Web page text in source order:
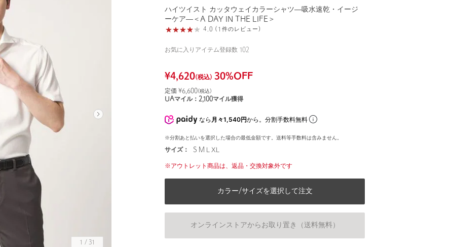
1 / 31
ハイツイスト カッタウェイカラーシャツ―吸水速乾・イージ
ーケア―＜A DAY IN THE LIFE＞
4.0 (1件のレビュー)
お気に入りアイテム登録数 102
¥4,620(税込) 30%OFF
定価 ¥6,600(税込)
UAマイル： 2,100マイル獲得
なら 月々1,540円から。分割手数料無料
※分割あと払いを選択した場合の最低金額です。送料等手数料は含みません。
サイズ： S M L XL
※アウトレット商品は、返品・交換対象外です
カラー/サイズを選択して注文
オンラインストアからお取り置き（送料無料）